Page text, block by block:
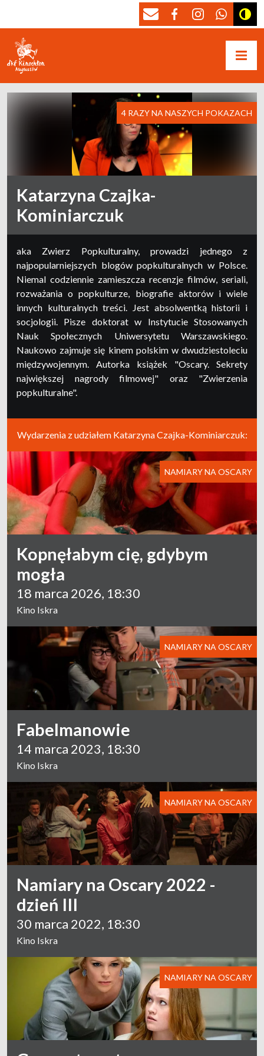
Katarzyna Czajka-
Kominiarczuk
4 RAZY NA NASZYCH POKAZACH
aka Zwierz Popkulturalny, prowadzi jednego z
najpopularniejszych blogów popkulturalnych w Polsce.
Niemal codziennie zamieszcza recenzje filmów, seriali,
rozważania o popkulturze, biografie aktorów i wiele
innych kulturalnych treści. Jest absolwentką historii i
socjologii. Pisze doktorat w Instytucie Stosowanych
Nauk Społecznych Uniwersytetu Warszawskiego.
Naukowo zajmuje się kinem polskim w dwudziestoleciu
międzywojennym. Autorka książek "Oscary. Sekrety
największej nagrody filmowej" oraz "Zwierzenia
popkulturalne".
Wydarzenia z udziałem Katarzyna Czajka-Kominiarczuk:
Kopnęłabym cię, gdybym
mogła
18 marca 2026, 18:30
Kino Iskra
NAMIARY NA OSCARY
Fabelmanowie
14 marca 2023, 18:30
Kino Iskra
NAMIARY NA OSCARY
Namiary na Oscary 2022 -
dzień III
30 marca 2022, 18:30
Kino Iskra
NAMIARY NA OSCARY
NAMIARY NA OSCARY